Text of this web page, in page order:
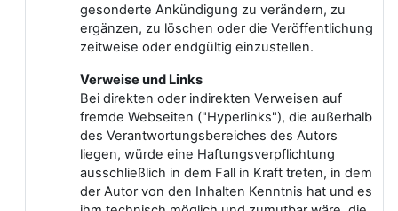
gesonderte Ankündigung zu verändern, zu
ergänzen, zu löschen oder die Veröffentlichung
zeitweise oder endgültig einzustellen.
Verweise und Links
Bei direkten oder indirekten Verweisen auf
fremde Webseiten ("Hyperlinks"), die außerhalb
des Verantwortungsbereiches des Autors
liegen, würde eine Haftungsverpflichtung
ausschließlich in dem Fall in Kraft treten, in dem
der Autor von den Inhalten Kenntnis hat und es